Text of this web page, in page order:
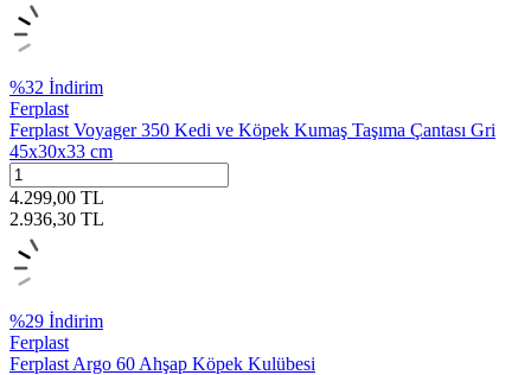
%32 İndirim
Ferplast
Ferplast Voyager 350 Kedi ve Köpek Kumaş Taşıma Çantası Gri
45x30x33 cm
4.299,00 TL
2.936,30 TL
%29 İndirim
Ferplast
Ferplast Argo 60 Ahşap Köpek Kulübesi